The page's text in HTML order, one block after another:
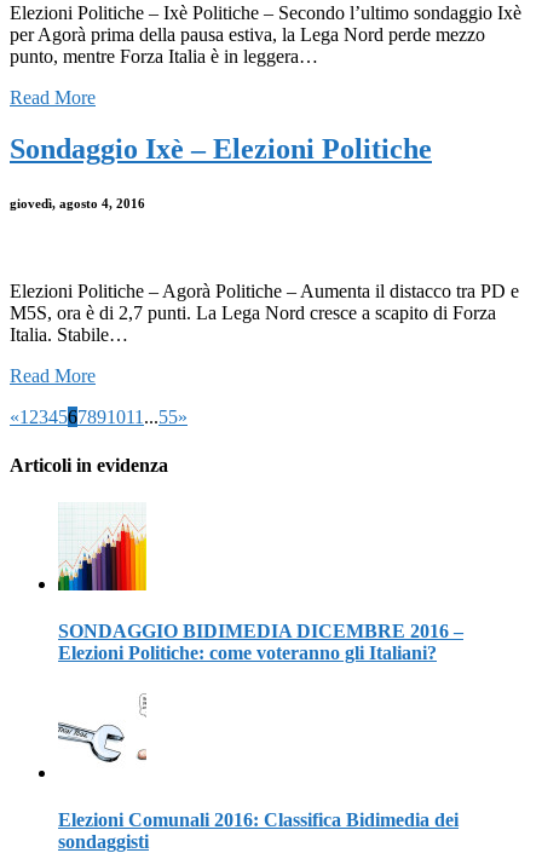
Elezioni Politiche – Ixè Politiche – Secondo l’ultimo sondaggio Ixè
per Agorà prima della pausa estiva, la Lega Nord perde mezzo
punto, mentre Forza Italia è in leggera…
Read More
Sondaggio Ixè – Elezioni Politiche
giovedì, agosto 4, 2016
Elezioni Politiche – Agorà Politiche – Aumenta il distacco tra PD e
M5S, ora è di 2,7 punti. La Lega Nord cresce a scapito di Forza
Italia. Stabile…
Read More
«1234567891011...55»
Articoli in evidenza
SONDAGGIO BIDIMEDIA DICEMBRE 2016 –
Elezioni Politiche: come voteranno gli Italiani?
Elezioni Comunali 2016: Classifica Bidimedia dei
sondaggisti